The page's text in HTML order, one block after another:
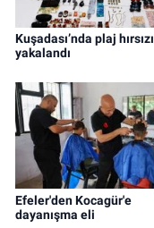
Kuşadası’nda plaj hırsızı
yakalandı
Efeler'den Kocagür'e
dayanışma eli